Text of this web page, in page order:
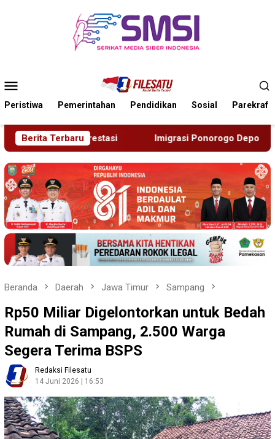
Mobile
Peristiwa Pemerintahan Pendidikan Sosial Parekraf
Berita Terbaru
Ponorogo Deportasi Satu WN Tiongkok Salahgunakan Ijin
Beranda Daerah Jawa Timur Sampang
Rp50 Miliar Digelontorkan untuk Bedah
Rumah di Sampang, 2.500 Warga
Segera Terima BSPS
Redaksi Filesatu
14 Juni 2026 | 16:53